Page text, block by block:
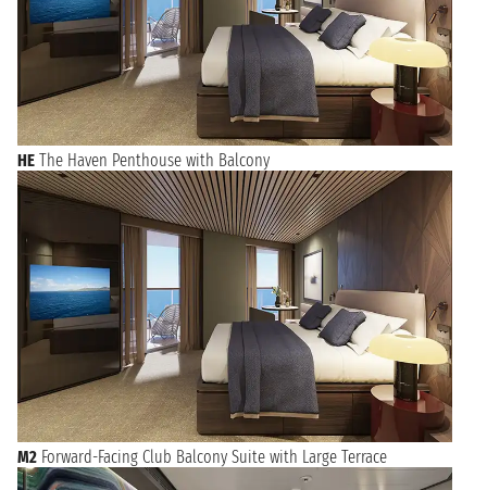
HE The Haven Penthouse with Balcony
M2 Forward-Facing Club Balcony Suite with Large Terrace